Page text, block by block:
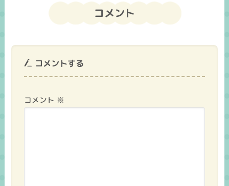
コメント
コメントする
コメント ※